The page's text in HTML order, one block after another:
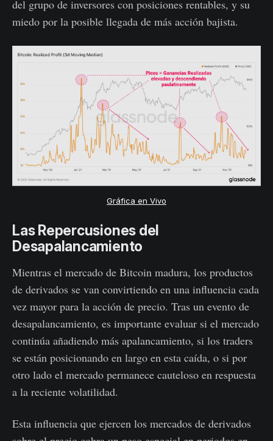
del grupo de inversores con posiciones rentables, y su
miedo por la posible llegada de más acción bajista.
Gráfica en Vivo
Las Repercusiones del
Desapalancamiento
Mientras el mercado de Bitcoin madura, los productos
de derivados se van convirtiendo en una influencia cada
vez mayor para la acción de precio. Tras un evento de
desapalancamiento, es importante evaluar si el mercado
continúa añadiendo más apalancamiento, si los traders
se están posicionando en largo en esta caída, o si por
otro lado el mercado permanece cauteloso en respuesta
a la reciente volatilidad.
Esta influencia que ejercen los mercados de derivados